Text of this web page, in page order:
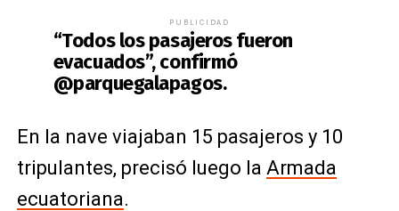
PUBLICIDAD
“Todos los pasajeros fueron
evacuados”, confirmó
@parquegalapagos.
En la nave viajaban 15 pasajeros y 10
tripulantes, precisó luego la Armada
ecuatoriana.